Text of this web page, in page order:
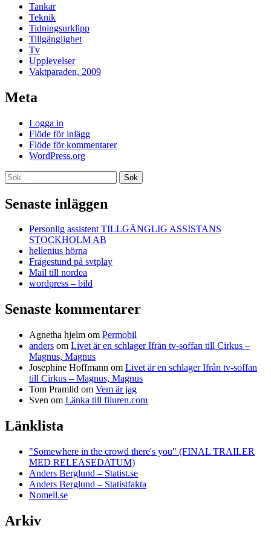
Tankar
Teknik
Tidningsurklipp
Tillgänglighet
Tv
Upplevelser
Vaktparaden, 2009
Meta
Logga in
Flöde för inlägg
Flöde för kommentarer
WordPress.org
Sök
efter:
Senaste inläggen
Personlig assistent TILLGÄNGLIG ASSISTANS
STOCKHOLM AB
hellenius hörna
Frågestund på svtplay
Mail till nordea
wordpress – bild
Senaste kommentarer
Agnetha hjelm om Permobil
anders om Livet är en schlager Ifrån tv-soffan till Cirkus –
Magnus, Magnus
Josephine Hoffmann om Livet är en schlager Ifrån tv-soffan
till Cirkus – Magnus, Magnus
Tom Pramlid om Vem är jag
Sven om Länka till filuren.com
Länklista
"Somewhere in the crowd there's you" (FINAL TRAILER
MED RELEASEDATUM)
Anders Berglund – Statist.se
Anders Berglund – Statistfakta
Nomell.se
Arkiv